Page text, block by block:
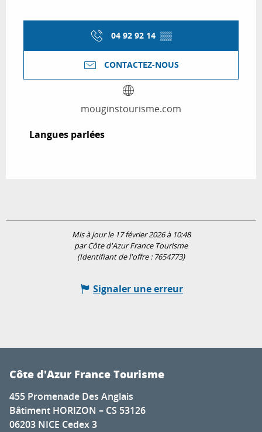
04 92 92 14 ▒▒
CONTACTEZ-NOUS
mouginstourisme.com
Langues parlées
Langues parlées
Mis à jour le 17 février 2026 à 10:48
par Côte d'Azur France Tourisme
(Identifiant de l'offre : 7654773)
Signaler une erreur
Côte d'Azur France Tourisme
455 Promenade Des Anglais
Bâtiment HORIZON – CS 53126
06203 NICE Cedex 3